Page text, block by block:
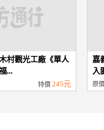
村觀光工廠《單人
...
特價 245元
嘉
入
原